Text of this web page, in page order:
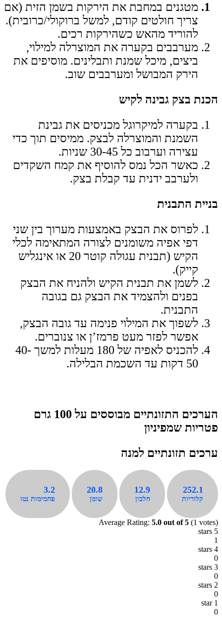
מטגנים במחבת את הירקות בשמן הזית (אם
צריך חולטים קודם, למשל ברוקולי/כרובית).
להוריד מהאש כשהירקות רכים.
מערבבים בקערה את המוצרלה למילוי,
ביצים, מיכל שמנת ותבלינים. מוסיפים את
הירק המבושל ומערבבים שוב.
הכנת בצק גבינה לקיש
בקערה למיקרוגל מכניסים את גבינת
השמנת והמוצרלה לבצק. ממיסים תוך כדי
עצירה וערבוב כל 30-45 שניות.
כאשר הכל נמס להוסיף את קמח השקדים
ולערבב ידנית עד קבלת בצק.
בניית התבנית
לפרוס את הבצק באמצעות מערוך בין שני
דפי אפיה משומנים לצורה המתאימה לכלי
הקיש (תבנית עגולה קוטר 20 או אינגליש
קייק).
לשמן את תבנית הקיש ולהניח את הבצק
בפנים ולהצמיד את הבצק גם בגובה
התבנית.
לשפוך את המילוי פנימה עד גובה הבצק,
אפשר לפזר מעט פרמז’ן או צנוברים.
להכניס לאפיה של 180 מעלות למשך 40-
50 דקות עד השכמת הבלילה.
הערכים התזונתיים מבוססים על 100 גרם
פטריות שמפיניון
ערכים תזונתיים למנה
252.1
קלוריות
12.9
חלבון
20.8
שומן
3.2
פחמימות נטו
Average Rating: 5.0 out of5 (1 votes)
5 stars
1
4 stars
0
3 stars
0
2 stars
0
1 star
0